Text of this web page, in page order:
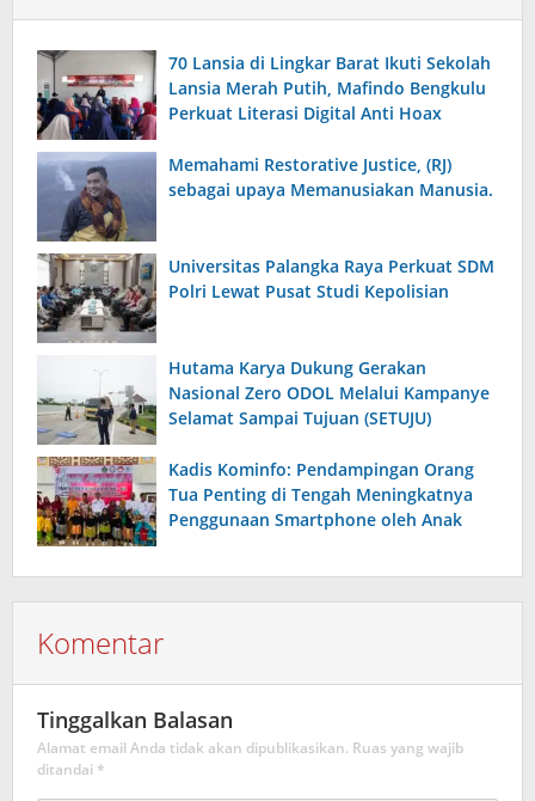
70 Lansia di Lingkar Barat Ikuti Sekolah
Lansia Merah Putih, Mafindo Bengkulu
Perkuat Literasi Digital Anti Hoax
Memahami Restorative Justice, (RJ)
sebagai upaya Memanusiakan Manusia.
Universitas Palangka Raya Perkuat SDM
Polri Lewat Pusat Studi Kepolisian
Hutama Karya Dukung Gerakan
Nasional Zero ODOL Melalui Kampanye
Selamat Sampai Tujuan (SETUJU)
Kadis Kominfo: Pendampingan Orang
Tua Penting di Tengah Meningkatnya
Penggunaan Smartphone oleh Anak
Komentar
Tinggalkan Balasan
Alamat email Anda tidak akan dipublikasikan. Ruas yang wajib
ditandai *